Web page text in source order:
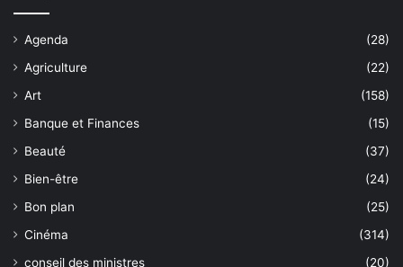
Agenda
(28)
Agriculture
(22)
Art
(158)
Banque et Finances
(15)
Beauté
(37)
Bien-être
(24)
Bon plan
(25)
Cinéma
(314)
conseil des ministres
(20)